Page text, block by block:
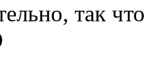
так